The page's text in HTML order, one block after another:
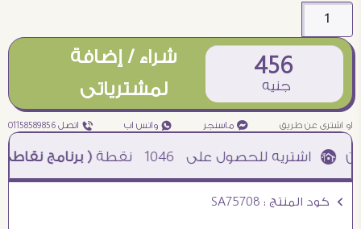
456
جنيه
شراء / إضافة
لمشترياتى
او اشترى عن طريق ¥ ماسنجر ₧ واتس اب ƒ اتصل 01158589856
1046 نقطة( برنامج نقاطى )à خصم 5% للعملاء الجدد à شحن مجانى عند الشراء ب 4000 جنيه à
Ö كود المنتج : SA75708